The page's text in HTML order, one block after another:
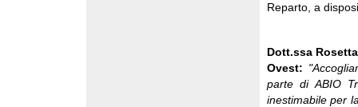
Reparto, a
Dott.ssa
Ovest:
parte di ABIO
inestimabile per